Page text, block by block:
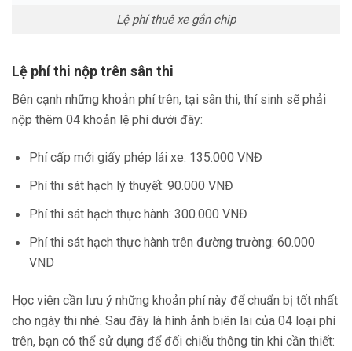
Lệ phí thuê xe gắn chip
Lệ phí thi nộp trên sân thi
Bên cạnh những khoản phí trên, tại sân thi, thí sinh sẽ phải
nộp thêm 04 khoản lệ phí dưới đây:
Phí cấp mới giấy phép lái xe: 135.000 VNĐ
Phí thi sát hạch lý thuyết: 90.000 VNĐ
Phí thi sát hạch thực hành: 300.000 VNĐ
Phí thi sát hạch thực hành trên đường trường: 60.000
VND
Học viên cần lưu ý những khoản phí này để chuẩn bị tốt nhất
cho ngày thi nhé. Sau đây là hình ảnh biên lai của 04 loại phí
trên, bạn có thể sử dụng để đối chiếu thông tin khi cần thiết: